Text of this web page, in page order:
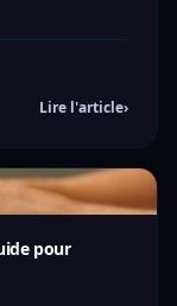
Lire l'article›
pour